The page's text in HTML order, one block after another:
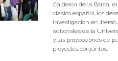
Calderón de la Barca,
clásico español, los
investigación en
editoriales de la
y las proyecciones de
proyectos conjuntos.